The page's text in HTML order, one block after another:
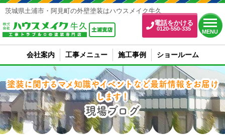
電話をかける
0120-550-335
MENU
茨城県土浦市・阿見町の外壁塗装はハウスメイク牛久
会社案内 工事メニュー 施工事例 ショールーム
塗装に関するマメ知識やイベントなど最新情報をお届け
します！
現場ブログ